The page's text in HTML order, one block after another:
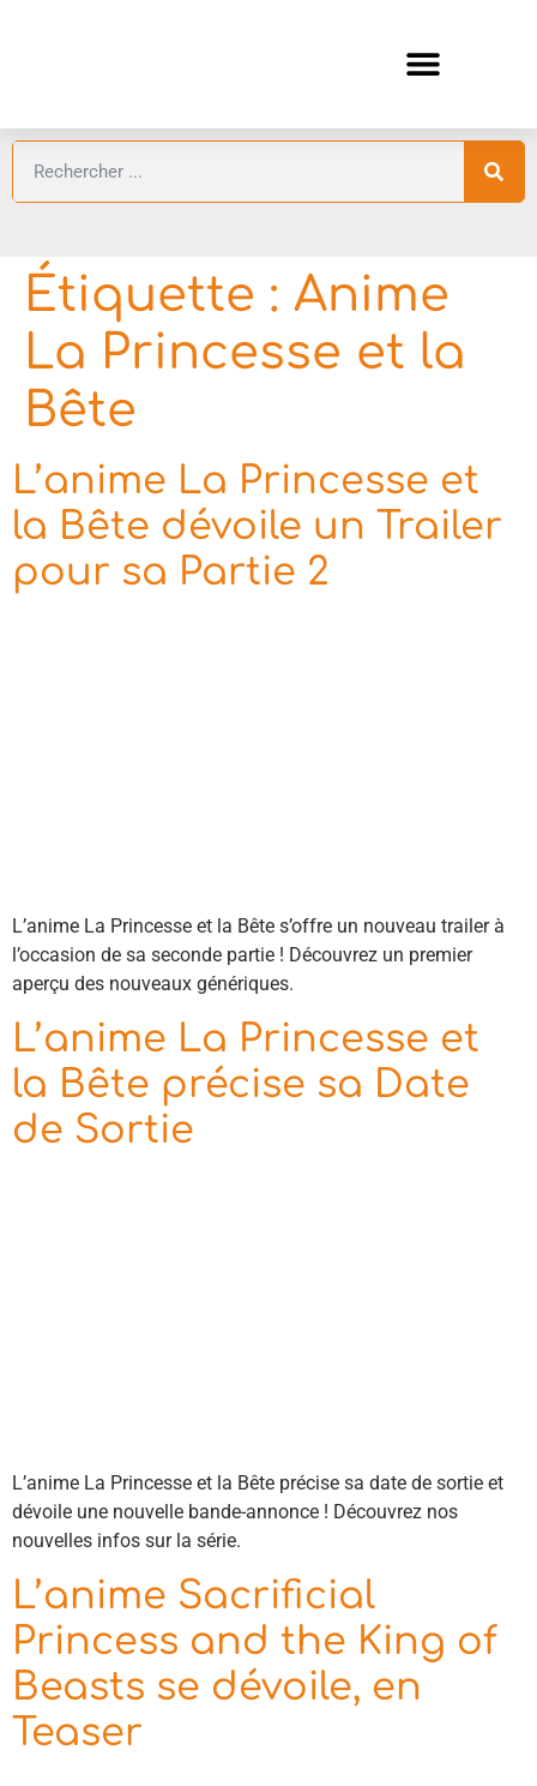
Étiquette : Anime
La Princesse et la
Bête
L’anime La Princesse et
la Bête dévoile un Trailer
pour sa Partie 2
L’anime La Princesse et la Bête s’offre un nouveau trailer à
l’occasion de sa seconde partie ! Découvrez un premier
aperçu des nouveaux génériques.
L’anime La Princesse et
la Bête précise sa Date
de Sortie
L’anime La Princesse et la Bête précise sa date de sortie et
dévoile une nouvelle bande-annonce ! Découvrez nos
nouvelles infos sur la série.
L’anime Sacrificial
Princess and the King of
Beasts se dévoile, en
Teaser